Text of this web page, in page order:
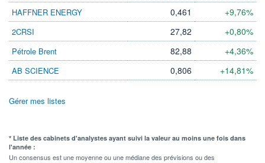
HAFFNER ENERGY 0,461 +9,76%
2CRSI 27,82 +0,80%
Pétrole Brent 82,88 +4,36%
AB SCIENCE 0,806 +14,81%
Gérer mes listes
* Liste des cabinets d'analystes ayant suivi la valeur au moins une fois dans
l'année :
Un consensus est une moyenne ou une médiane des prévisions ou des